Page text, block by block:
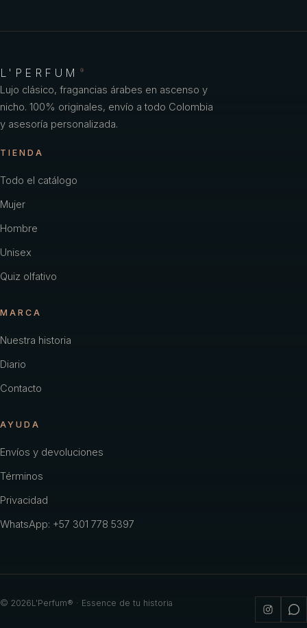
L'PERFUM ®
Lujo clásico, fragancias árabes en ascenso y
nicho. 100% originales, envío a todo Colombia
y asesoría personalizada.
TIENDA
Todo el catálogo
Mujer
Hombre
Unisex
Quiz olfativo
MARCA
Nuestra historia
Diario
Contacto
AYUDA
Envíos y devoluciones
Términos
Privacidad
WhatsApp: +57 301 778 5397
© 2026L'Perfum® · Essence de tu historia